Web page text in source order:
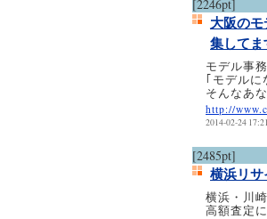
[2246pt]
大阪の
集して
モデル事
｢モデル
そんなあ
http://
2014-02-24
[2485pt]
横浜リ
横浜・川
高額査定